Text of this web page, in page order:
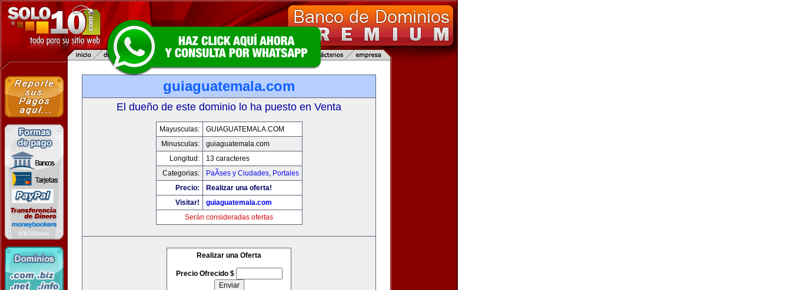
guiaguatemala.com
El dueño de este dominio lo ha puesto en Venta
Mayusculas:
GUIAGUATEMALA.COM
Minusculas:
guiaguatemala.com
Longitud:
13 caracteres
Categorias:
PaÃ­ses y Ciudades, Portales
Precio:
Realizar una oferta!
Visitar!
guiaguatemala.com
Serán consideradas ofertas
Realizar una Oferta
Precio Ofrecido $